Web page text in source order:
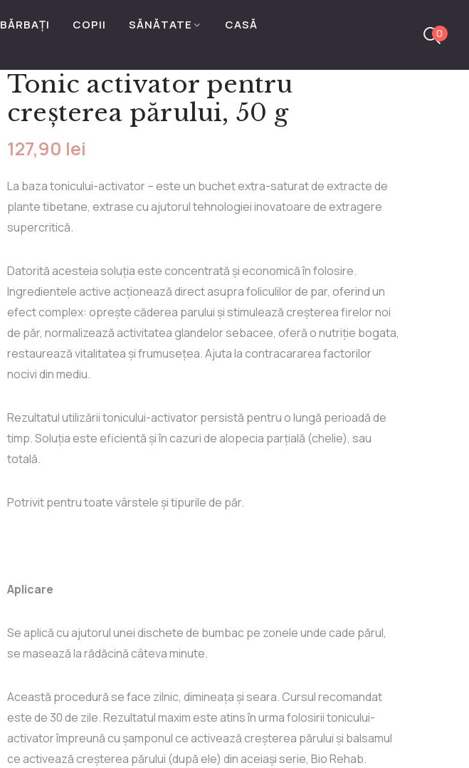
BĂRBAȚI COPII SĂNĂTATE
CASĂ
0
Tonic activator pentru
creșterea părului, 50 g
127,90 lei
La baza tonicului-activator – este un buchet extra-saturat de extracte de
plante tibetane, extrase cu ajutorul tehnologiei inovatoare de extragere
supercritică.
Datorită acesteia soluția este concentrată și economică în folosire.
Ingredientele active acționează direct asupra foliculilor de par, oferind un
efect complex: oprește căderea parului și stimulează creșterea firelor noi
de păr, normalizează activitatea glandelor sebacee, oferă o nutriție bogata,
restaurează vitalitatea și frumusețea. Ajuta la contracararea factorilor
nocivi din mediu.
Rezultatul utilizării tonicului-activator persistă pentru o lungă perioadă de
timp. Soluția este eficientă și în cazuri de alopecia parțială (chelie), sau
totală.
Potrivit pentru toate vârstele și tipurile de păr.
Aplicare
Se aplică cu ajutorul unei dischete de bumbac pe zonele unde cade părul,
se masează la rădăcină câteva minute.
Această procedură se face zilnic, dimineața și seara. Cursul recomandat
este de 30 de zile. Rezultatul maxim este atins în urma folosirii tonicului-
activator împreună cu șamponul ce activează creșterea părului și balsamul
ce activează creșterea părului (după ele) din aceiași serie, Bio Rehab.